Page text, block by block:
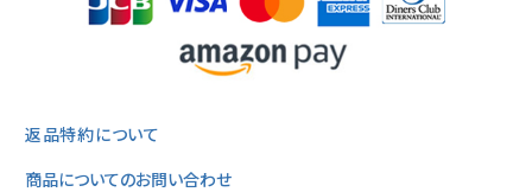
返品特約について
商品についてのお問い合わせ